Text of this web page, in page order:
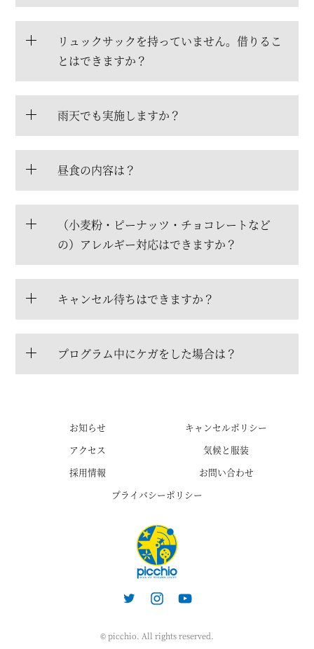
リュックサックを持っていません。借りるこ
とはできますか？
雨天でも実施しますか？
昼食の内容は？
（小麦粉・ピーナッツ・チョコレートなど
の）アレルギー対応はできますか？
キャンセル待ちはできますか？
プログラム中にケガをした場合は？
お知らせ
キャンセルポリシー
アクセス
気候と服装
採用情報
お問い合わせ
プライバシーポリシー
© picchio. All rights reserved.